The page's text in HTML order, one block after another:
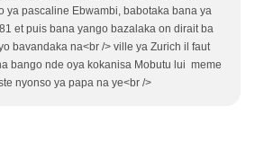
ya pascaline Ebwambi, babotaka bana ya
et puis bana yango bazalaka on dirait ba
bavandaka na<br /> ville ya Zurich il faut
bango nde oya kokanisa Mobutu lui meme
nyonso ya papa na ye<br />